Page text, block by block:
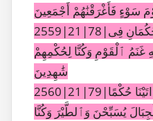
سَوْءٍ فَأَغْرَقْنَٰهُمْ أَجْمَعِينَ
2559|21|78|وَدَاوُۥدَ وَسُلَيْمَٰنَ إِذْ يَحْكُمَانِ فِى
ٱلْقَوْمِ وَكُنَّا لِحُكْمِهِمْ
شَٰهِدِينَ
2560|21|79|فَفَهَّمْنَٰهَا سُلَيْمَٰنَ وَكُلًّا ءَاتَيْنَا حُكْمًا
يُسَبِّحْنَ وَٱلطَّيْرَ وَكُنَّا